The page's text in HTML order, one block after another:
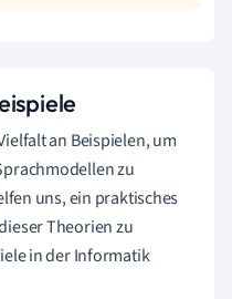
an Beispielen, um
zu
uns, ein praktisches
Theorien zu
in der Informatik